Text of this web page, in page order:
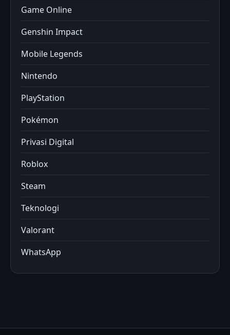
Game Online
Genshin Impact
Mobile Legends
Nintendo
PlayStation
Pokémon
Privasi Digital
Roblox
Steam
Teknologi
Valorant
WhatsApp